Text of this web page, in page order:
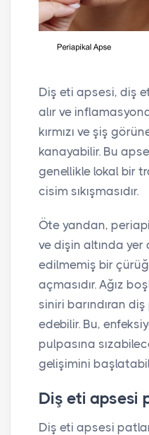
Diş eti apsesi, diş
alır ve
kırmızı ve şiş
kanayabilir. Bu
genellikle lokal bir
cisim sıkışmasıdır.
Öte yandan,
ve dişin altında yer
edilmemiş bir
açmasıdır. Ağız
siniri barındıran
edebilir. Bu,
pulpasına
gelişimini
Diş eti apsesi
Diş eti apsesi